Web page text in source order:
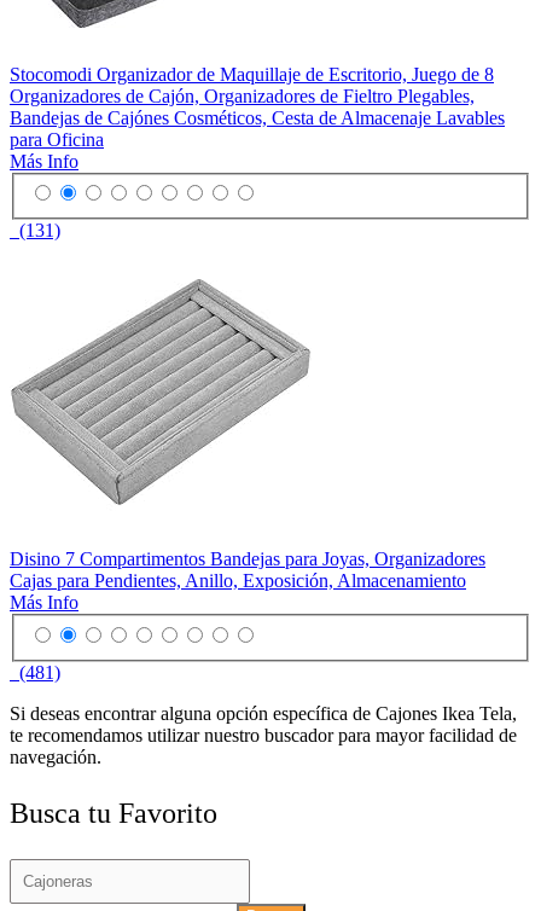
Stocomodi Organizador de Maquillaje de Escritorio, Juego de 8
Organizadores de Cajón, Organizadores de Fieltro Plegables,
Bandejas de Cajónes Cosméticos, Cesta de Almacenaje Lavables
para Oficina
Más Info
(131)
Disino 7 Compartimentos Bandejas para Joyas, Organizadores
Cajas para Pendientes, Anillo, Exposición, Almacenamiento
Más Info
(481)
Si deseas encontrar alguna opción específica de Cajones Ikea Tela,
te recomendamos utilizar nuestro buscador para mayor facilidad de
navegación.
Busca tu Favorito